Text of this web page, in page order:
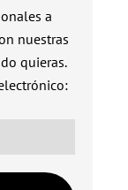
a
nuestras
quieras.